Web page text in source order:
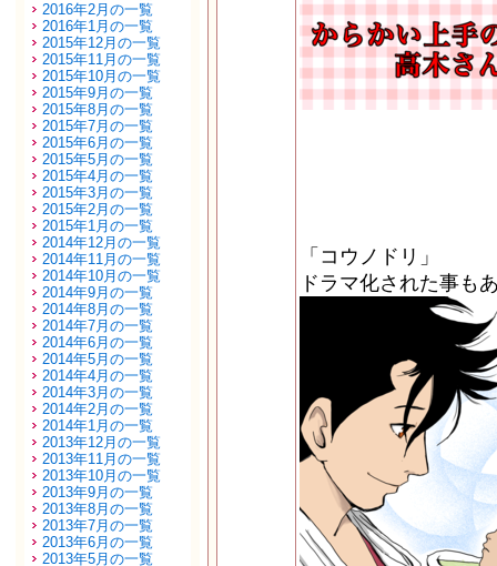
2016年2月の一覧
2016年1月の一覧
2015年12月の一覧
2015年11月の一覧
2015年10月の一覧
2015年9月の一覧
2015年8月の一覧
2015年7月の一覧
2015年6月の一覧
2015年5月の一覧
2015年4月の一覧
2015年3月の一覧
2015年2月の一覧
2015年1月の一覧
2014年12月の一覧
2014年11月の一覧
2014年10月の一覧
2014年9月の一覧
2014年8月の一覧
2014年7月の一覧
2014年6月の一覧
2014年5月の一覧
2014年4月の一覧
2014年3月の一覧
2014年2月の一覧
2014年1月の一覧
2013年12月の一覧
2013年11月の一覧
2013年10月の一覧
2013年9月の一覧
2013年8月の一覧
2013年7月の一覧
2013年6月の一覧
2013年5月の一覧
「コウノドリ」
ドラマ化された事も